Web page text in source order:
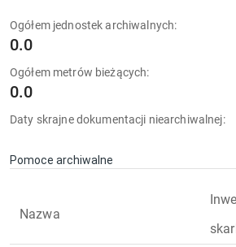
Ogółem jednostek archiwalnych:
0.0
Ogółem metrów bieżących:
0.0
Daty skrajne dokumentacji niearchiwalnej:
Pomoce archiwalne
Nazwa